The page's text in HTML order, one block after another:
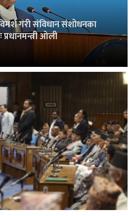
गरी संविधान संशोधनका
ओली